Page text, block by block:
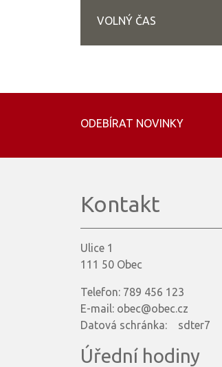
VOLNÝ ČAS
ODEBÍRAT NOVINKY
Kontakt
Ulice 1
111 50 Obec
Telefon: 789 456 123
E-mail: obec@obec.cz
Datová schránka: sdter7
Úřední hodiny